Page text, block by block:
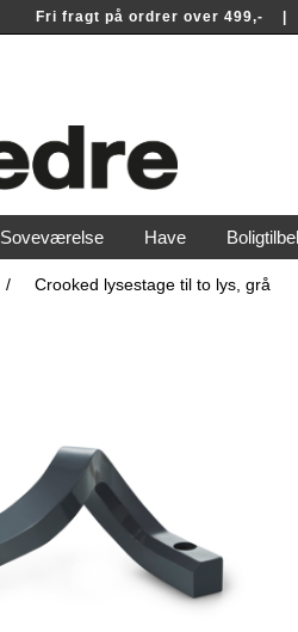
Fri fragt på ordrer over 499,-
Soveværelse Have
/ Crooked lysestage til to lys, grå